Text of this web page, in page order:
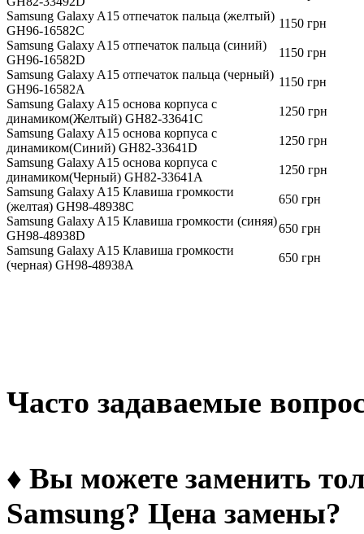
Samsung Galaxy A15 отпечаток пальца (желтый)
GH96-16582C
1150 грн
Samsung Galaxy A15 отпечаток пальца (синий)
GH96-16582D
1150 грн
Samsung Galaxy A15 отпечаток пальца (черный)
GH96-16582A
1150 грн
Samsung Galaxy A15 основа корпуса с
динамиком(Желтый) GH82-33641C
1250 грн
Samsung Galaxy A15 основа корпуса с
динамиком(Синий) GH82-33641D
1250 грн
Samsung Galaxy A15 основа корпуса с
динамиком(Черный) GH82-33641A
1250 грн
Samsung Galaxy A15 Клавиша громкости
(желтая) GH98-48938C
650 грн
Samsung Galaxy A15 Клавиша громкости (синяя)
GH98-48938D
650 грн
Samsung Galaxy A15 Клавиша громкости
(черная) GH98-48938A
650 грн
Чacтo зaдaвaeмыe
♦ Вы можете заменить
Samsung? Цена замены?